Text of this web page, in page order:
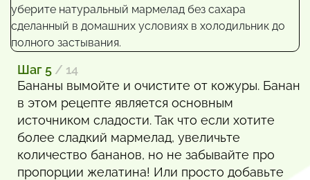
Шаг 5 / 14
Бананы вымойте и очистите от кожуры. Банан
в этом рецепте является основным
источником сладости. Так что если хотите
более сладкий мармелад, увеличьте
количество бананов, но не забывайте про
пропорции желатина! Или просто добавьте